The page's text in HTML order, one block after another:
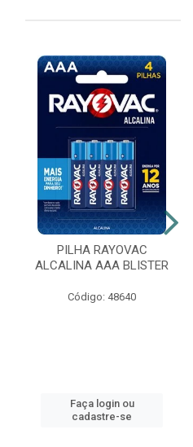
PILHA RAYOVAC
ALCALINA AAA BLISTER
Código: 48640
Faça login ou
cadastre-se